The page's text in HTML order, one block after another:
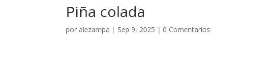
Piña colada
por alezampa | Sep 9, 2025 | 0 Comentarios